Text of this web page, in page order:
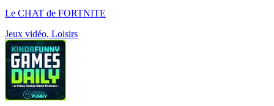
Le CHAT de FORTNITE
Jeux vidéo, Loisirs